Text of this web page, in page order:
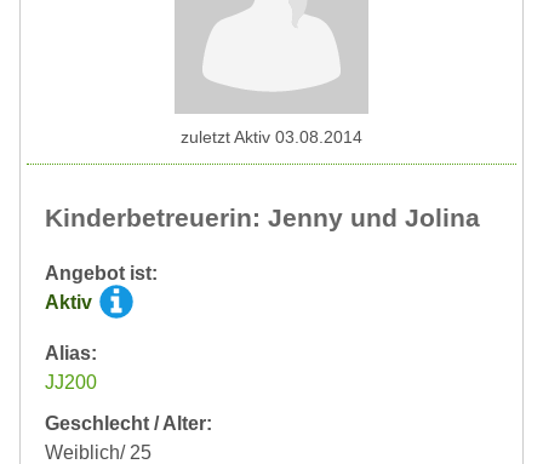
Kinderbetreuerin: Jenny und Jolina
Angebot ist:
Aktiv
Alias:
JJ200
Geschlecht / Alter:
Weiblich/ 25
zuletzt Aktiv 03.08.2014